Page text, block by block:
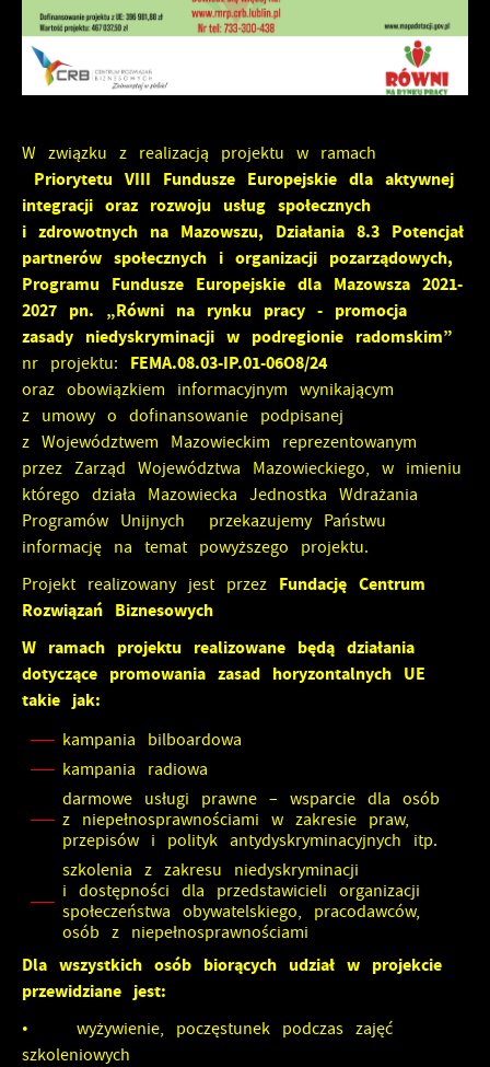
W związku z realizacją projektu w ramach
Priorytetu VIII Fundusze Europejskie dla aktywnej
integracji oraz rozwoju usług społecznych
i zdrowotnych na Mazowszu, Działania 8.3 Potencjał
partnerów społecznych i organizacji pozarządowych,
Programu Fundusze Europejskie dla Mazowsza 2021-
2027 pn. „Równi na rynku pracy - promocja
zasady niedyskryminacji w podregionie radomskim”
nr projektu: FEMA.08.03-IP.01-06O8/24
oraz obowiązkiem informacyjnym wynikającym
z umowy o dofinansowanie podpisanej
z Województwem Mazowieckim reprezentowanym
przez Zarząd Województwa Mazowieckiego, w imieniu
którego działa Mazowiecka Jednostka Wdrażania
Programów Unijnych przekazujemy Państwu
informację na temat powyższego projektu.
Projekt realizowany jest przez Fundację Centrum
Rozwiązań Biznesowych
W ramach projektu realizowane będą działania
dotyczące promowania zasad horyzontalnych UE
takie jak:
kampania bilboardowa
kampania radiowa
darmowe usługi prawne – wsparcie dla osób
z niepełnosprawnościami w zakresie praw,
przepisów i polityk antydyskryminacyjnych itp.
szkolenia z zakresu niedyskryminacji
i dostępności dla przedstawicieli organizacji
społeczeństwa obywatelskiego, pracodawców,
osób z niepełnosprawnościami
Dla wszystkich osób biorących udział w projekcie
przewidziane jest:
• wyżywienie, poczęstunek podczas zajęć
szkoleniowych
upodobań oraz Twoich zwyczajów dotyczących przeglądanej
witryny internetowej. Treści promocyjne mogą pojawić się
na stronach podmiotów trzecich lub firm będących
naszymi partnerami oraz innych dostawców usług. Firmy
te działają w charakterze pośredników prezentujących nasze